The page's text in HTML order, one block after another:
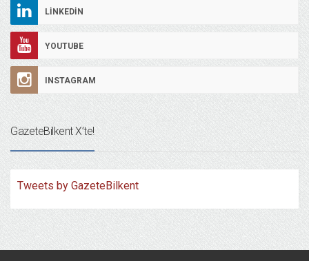
LINKEDIN
YOUTUBE
INSTAGRAM
GazeteBilkent X’te!
Tweets by GazeteBilkent